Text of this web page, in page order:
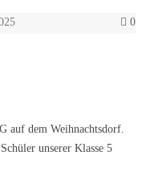
0
auf dem Weihnachtsdorf.
unserer Klasse 5